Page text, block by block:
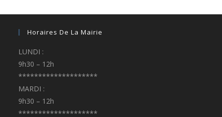
Horaires De La Mairie
LUNDI :
9h30 – 12h
********************
MARDI :
9h30 – 12h
********************